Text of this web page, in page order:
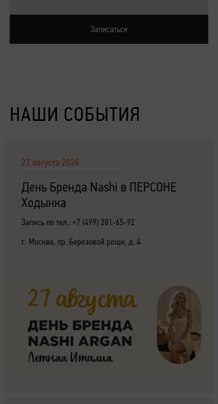
Записаться
НАШИ СОБЫТИЯ
27 августа 2026
День Бренда Nashi в ПЕРСОНЕ
Ходынка
Запись по тел.: +7 (499) 281-65-92
г. Москва, пр. Березовой рощи, д. 4